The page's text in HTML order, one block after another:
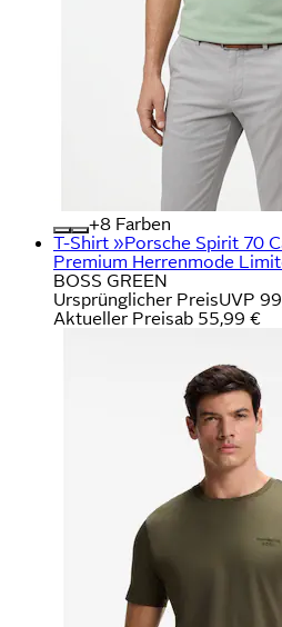
+
Farben
T-Shirt »Porsche Spirit 70
Premium Herrenmode
BOSS GREEN
Ursprünglicher PreisUVP
Aktueller Preisab 55,99 €